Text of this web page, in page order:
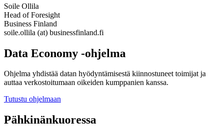
Soile Ollila
Head of Foresight
Business Finland
soile.ollila (at) businessfinland.fi
Data Economy -ohjelma
Ohjelma yhdistää datan hyödyntämisestä kiinnostuneet toimijat ja
auttaa verkostoitumaan oikeiden kumppanien kanssa.
Tutustu ohjelmaan
Pähkinänkuoressa